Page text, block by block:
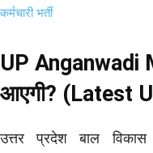
कर्मचारी भर्ती
UP
आएगी? (Latest
उत्तर प्रदेश बाल विकास